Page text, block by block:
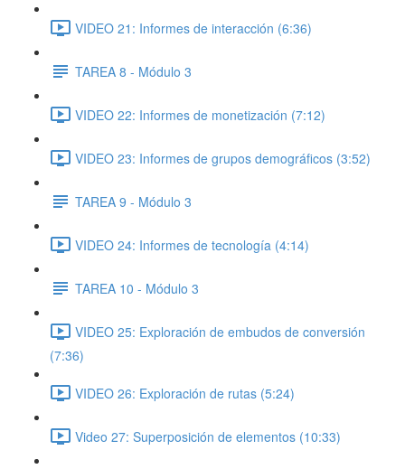
VIDEO 21: Informes de interacción (6:36)
TAREA 8 - Módulo 3
VIDEO 22: Informes de monetización (7:12)
VIDEO 23: Informes de grupos demográficos (3:52)
TAREA 9 - Módulo 3
VIDEO 24: Informes de tecnología (4:14)
TAREA 10 - Módulo 3
VIDEO 25: Exploración de embudos de conversión
(7:36)
VIDEO 26: Exploración de rutas (5:24)
Video 27: Superposición de elementos (10:33)